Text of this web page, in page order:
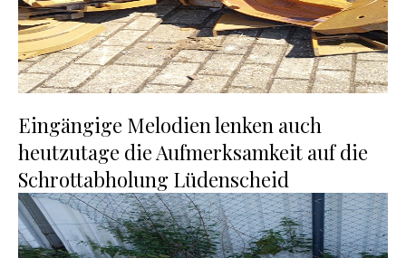
Eingängige Melodien lenken auch
heutzutage die Aufmerksamkeit auf die
Schrottabholung Lüdenscheid